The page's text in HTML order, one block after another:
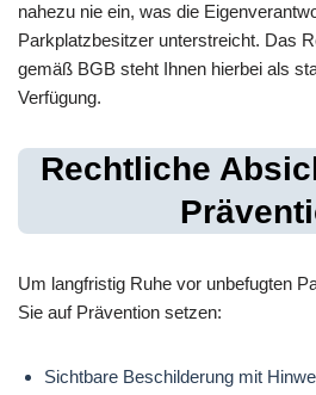
nahezu nie ein, was die
Parkplatzbesitzer unterstreicht. Das
gemäß BGB steht Ihnen hierbei als
Verfügung.
Rechtliche
Um langfristig Ruhe vor unbefugten
Sie auf Prävention setzen:
Sichtbare Beschilderung mit